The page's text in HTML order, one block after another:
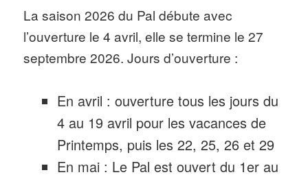
Alpes. Des séjours en Lodges ou dans
l’hôtel du parc immergent les visiteurs dans
une ambiance de savane et de lac africain.
Ne manquez pas notre reportage
Une journée au Pal en photos et
vidéos
La saison 2026 du Pal débute avec
l’ouverture le 4 avril, elle se termine le 27
septembre 2026. Jours d’ouverture :
En avril : ouverture tous les jours du
4 au 19 avril pour les vacances de
Printemps, puis les 22, 25, 26 et 29
En mai : Le Pal est ouvert du 1er au